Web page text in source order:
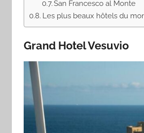
San Francesco al Monte
Les plus beaux hôtels du
Grand Hotel Vesuvio